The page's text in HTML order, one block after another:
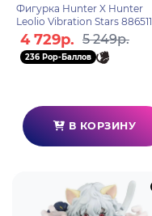
Фигурка Hunter X Hunter
Leolio Vibration Stars 886511
4 729р. 5 249р.
236 Pop-Баллов
В КОРЗИНУ